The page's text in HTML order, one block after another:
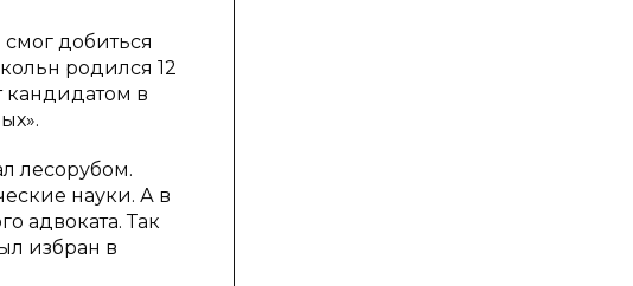
добиться
родился 12
кандидатом в
лесорубом.
науки. А в
адвоката. Так
избран в